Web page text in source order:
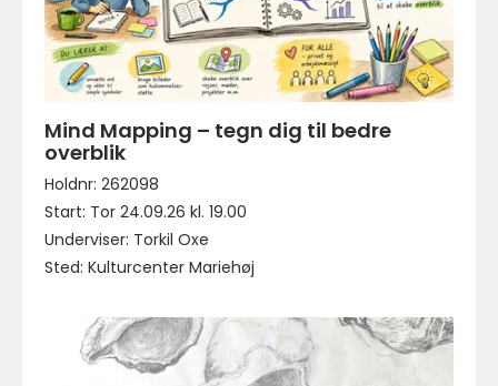
Mind Mapping – tegn dig til bedre
overblik
Holdnr: 262098
Start: Tor 24.09.26 kl. 19.00
Underviser: Torkil Oxe
Sted: Kulturcenter Mariehøj